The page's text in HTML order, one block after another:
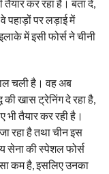
कर रहा है। बता दें,
पहाड़ों पर लड़ाई में
में इसी फोर्स ने चीनी
चली है। वह अब
की खास ट्रेनिंग दे रहा है,
भी तैयार कर रही है।
रहा है तथा चीन इस
सेना की स्पेशल फोर्स
कम है, इसलिए उनका